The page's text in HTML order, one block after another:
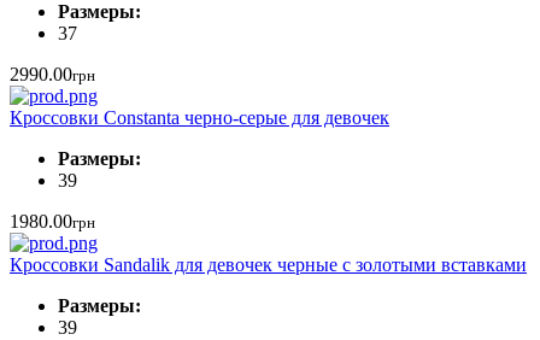
Размеры:
37
2990.00грн
Кроссовки Constanta черно-серые для девочек
Размеры:
39
1980.00грн
Кроссовки Sandalik для девочек черные с золотыми вставками
Размеры:
39